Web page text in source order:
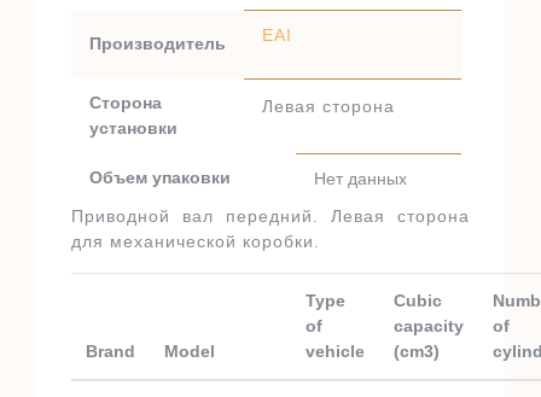
Производитель EAI
Сторона
установки
Левая сторона
Объем упаковки
Нет данных
Приводной вал передний. Левая сторона
для механической коробки.
Brand Model
Type
of
vehicle
Cubic
capacity
(cm3)
of